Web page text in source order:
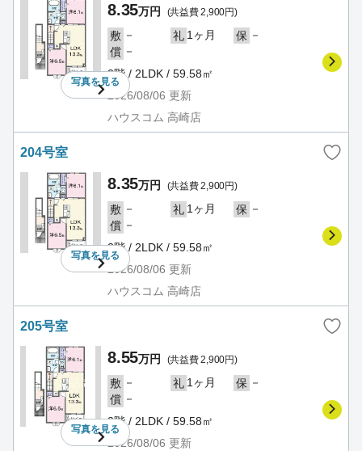
写真を見る
8.35万円 (共益費 2,900円)
敷 － 礼 1ヶ月 保 －
償 －
2階 / 2LDK / 59.58㎡
2026/08/06 更新
ハウスコム 高崎店
204号室
写真を見る
8.35万円 (共益費 2,900円)
敷 － 礼 1ヶ月 保 －
償 －
2階 / 2LDK / 59.58㎡
2026/08/06 更新
ハウスコム 高崎店
205号室
写真を見る
8.55万円 (共益費 2,900円)
敷 － 礼 1ヶ月 保 －
償 －
2階 / 2LDK / 59.58㎡
2026/08/06 更新